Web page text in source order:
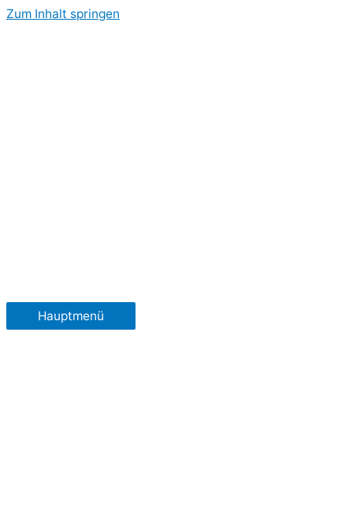
Zum Inhalt springen
Hauptmenü